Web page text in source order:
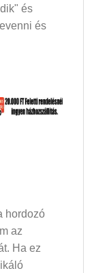
és
és
hordozó
az
Ha ez